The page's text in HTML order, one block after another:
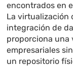
encontrados en
La virtualización
integración de
proporciona una
empresariales
un repositorio